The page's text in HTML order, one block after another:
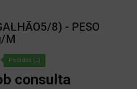
8) - PESO
m
Pedidos (0)
consulta